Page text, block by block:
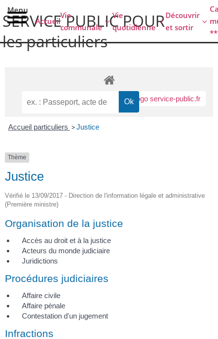
principal
Menu
Accueil
Vie
communale
Vie
quotidienne
Découvrir
et sortir
SERVICE PUBLIC POUR​
les particuliers
Accueil particuliers > Justice
Thème
Justice
Vérifié le 13/09/2017 - Direction de l'information légale et administrative
(Première ministre)
Organisation de la justice
Accès au droit et à la justice
Acteurs du monde judiciaire
Juridictions
Procédures judiciaires
Affaire civile
Affaire pénale
Contestation d'un jugement
Infractions